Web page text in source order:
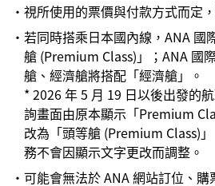
・視所使用的票價與付款方式而定
・若同時搭乘日本國內線，ANA
艙 (Premium Class)」；ANA 國
艙、經濟艙將搭配「經濟艙」。
* 2026 年 5 月 19 日以後出發的
詢畫面由原本顯示「Premium
改為「頭等艙 (Premium Class)
務不會因顯示文字更改而調整。
・可能會無法於 ANA 網站訂位、